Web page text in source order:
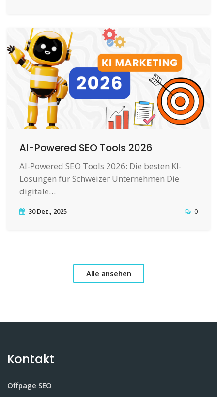
AI-Powered SEO Tools 2026
AI-Powered SEO Tools 2026: Die besten KI-
Lösungen für Schweizer Unternehmen Die
digitale…
30 Dez., 2025 0
Alle ansehen
Kontakt
Offpage SEO